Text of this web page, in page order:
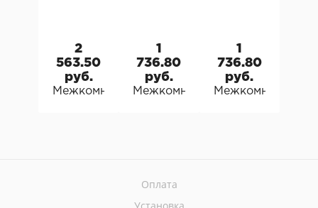
2
563.50
руб.
Межкомнатная дверь Граддоор Graddoor 4
1
736.80
руб.
Межкомнатная дверь
1
736.80
руб.
Межкомнатная
Оплата